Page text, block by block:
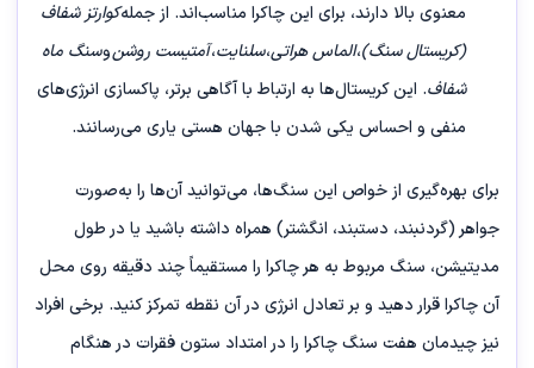
معنوی بالا دارند، برای این چاکرا مناسب‌اند. از جملهکوارتز شفاف
(کریستال سنگ)،الماس هراتی،سلنایت،آمتیست روشنوسنگ ماه
شفاف. این کریستال‌ها به ارتباط با آگاهی برتر، پاکسازی انرژی‌های
منفی و احساس یکی شدن با جهان هستی یاری می‌رسانند.
برای بهره‌گیری از خواص این سنگ‌ها، می‌توانید آن‌ها را به‌صورت
جواهر (گردنبند، دستبند، انگشتر) همراه داشته باشید یا در طول
مدیتیشن، سنگ مربوط به هر چاکرا را مستقیماً چند دقیقه روی محل
آن چاکرا قرار دهید و بر تعادل انرژی در آن نقطه تمرکز کنید. برخی افراد
نیز چیدمان هفت سنگ چاکرا را در امتداد ستون فقرات در هنگام